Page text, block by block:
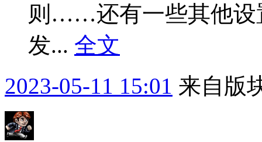
则……还有一些其他设
发... 全文
2023-05-11 15:01 来自版